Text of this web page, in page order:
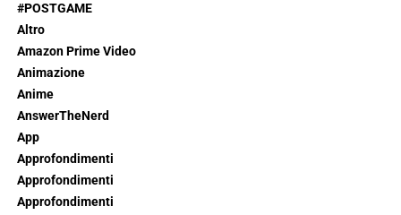
#POSTGAME
Altro
Amazon Prime Video
Animazione
Anime
AnswerTheNerd
App
Approfondimenti
Approfondimenti
Approfondimenti